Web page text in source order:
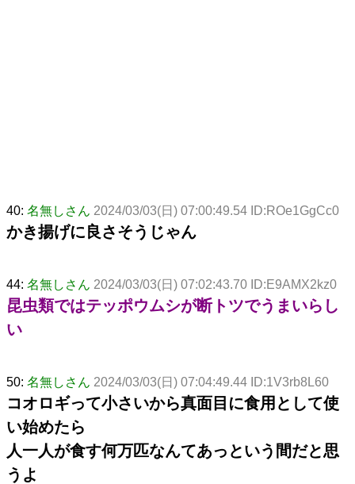
40: 名無しさん 2024/03/03(日) 07:00:49.54 ID:ROe1GgCc0
かき揚げに良さそうじゃん
44: 名無しさん 2024/03/03(日) 07:02:43.70 ID:E9AMX2kz0
昆虫類ではテッポウムシが断トツでうまいらし
い
50: 名無しさん 2024/03/03(日) 07:04:49.44 ID:1V3rb8L60
コオロギって小さいから真面目に食用として使
い始めたら
人一人が食す何万匹なんてあっという間だと思
うよ